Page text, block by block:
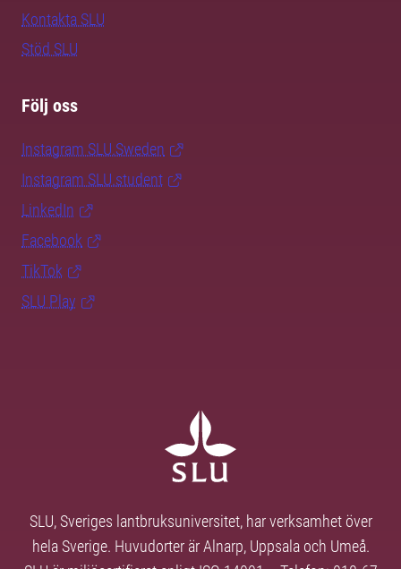
Kontakta SLU
Stöd SLU
Följ oss
Instagram SLU.Sweden
Instagram SLU.student
LinkedIn
Facebook
TikTok
SLU Play
SLU, Sveriges lantbruksuniversitet, har verksamhet över
hela Sverige. Huvudorter är Alnarp, Uppsala och Umeå.